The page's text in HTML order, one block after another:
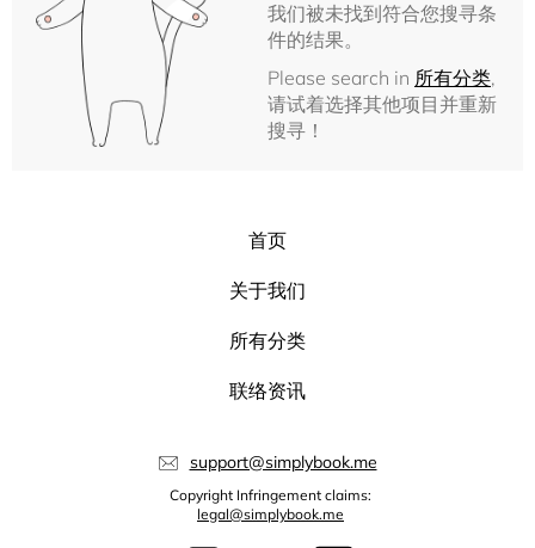
我们被未找到符合您搜寻条
件的结果。
Please search in 所有分类,
请试着选择其他项目并重新
搜寻！
首页
关于我们
所有分类
联络资讯
support@simplybook.me
Copyright Infringement claims:
legal@simplybook.me